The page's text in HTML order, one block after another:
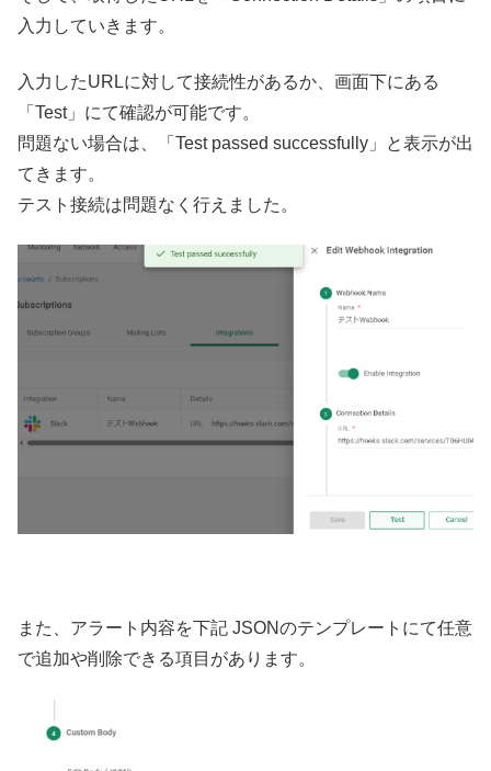
入力していきます。
入力したURLに対して接続性があるか、画面下にある
「Test」にて確認が可能です。
問題ない場合は、「Test passed successfully」と表示が出
てきます。
テスト接続は問題なく行えました。
また、アラート内容を下記 JSONのテンプレートにて任意
で追加や削除できる項目があります。